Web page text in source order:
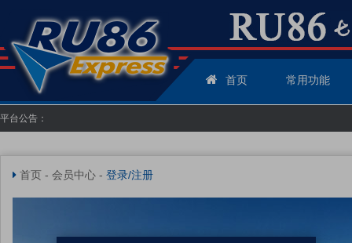
首页 常用功能
平台公告：
首页 - 会员中心 - 登录/注册